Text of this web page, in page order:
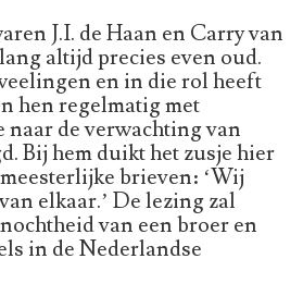
J.I. de Haan en Carry van
altijd precies even oud.
en in die rol heeft
hen regelmatig met
naar de verwachting van
Bij hem duikt het zusje hier
brieven: ‘Wij
elkaar.’ De lezing zal
van een broer en
in de Nederlandse